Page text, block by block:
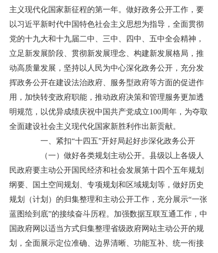
主义现代化国家新征程的第一年。做好政务公开工作，要
以习近平新时代中国特色社会主义思想为指导，全面贯彻
党的十九大和十九届二中、三中、四中、五中全会精神，
立足新发展阶段、贯彻新发展理念、构建新发展格局，推
动高质量发展，坚持以人民为中心深化政务公开，充分发
挥政务公开在建设法治政府、服务型政府等方面的促进作
用，加快转变政府职能，推动政府决策和管理服务更加透
明规范，以优异成绩庆祝中国共产党成立100周年，为夺取
全面建设社会主义现代化国家新胜利作出新贡献。
一、紧扣“十四五”开好局起好步深化政务公开
（一）做好各类规划主动公开。县级以上各级人
民政府要主动公开国民经济和社会发展第十四个五年规划
纲要、国土空间规划、专项规划和区域规划等，做好历史
规划（计划）的归集整理和主动公开工作，充分展示“一张
蓝图绘到底”的接续奋斗历程。加强数据互联互通工作，中
国政府网以适当方式归集整理省级政府网站主动公开的规
划，全面展示定位准确、边界清晰、功能互补、统一衔接